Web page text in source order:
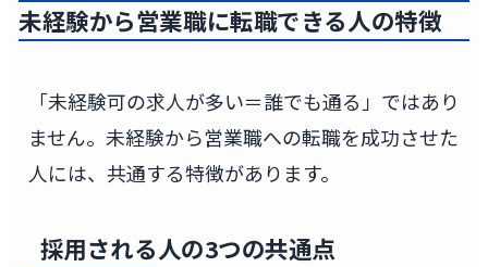
未経験から営業職に転職できる人の特徴
「未経験可の求人が多い＝誰でも通る」ではあり
ません。未経験から営業職への転職を成功させた
人には、共通する特徴があります。
採用される人の3つの共通点